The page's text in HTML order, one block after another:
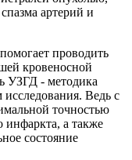
артерий и
проводить
кровеносной
УЗГД - методика
Ведь с
точностью
инфаркта, а также
состояние